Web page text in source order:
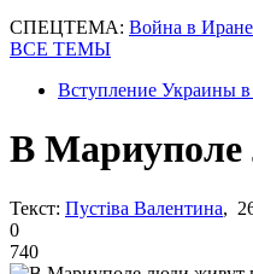
СПЕЦТЕМА: Война в Иране
ВСЕ ТЕМЫ
Вступление Украины
В Мариуполе
Текст: Пустіва Валентина,
0
740